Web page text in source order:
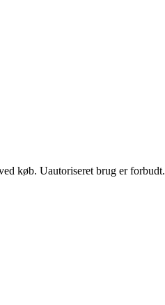
køb. Uautoriseret brug er forbudt.